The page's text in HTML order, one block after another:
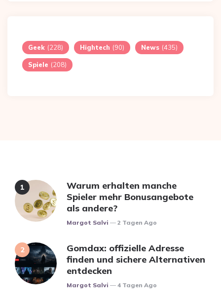
Geek (228) Hightech (90) News (435)
Spiele (208)
Warum erhalten manche
Spieler mehr Bonusangebote
als andere?
Posted
Margot Salvi 2 Tagen Ago
Gomdax: offizielle Adresse
finden und sichere Alternativen
entdecken
Posted
Margot Salvi 4 Tagen Ago